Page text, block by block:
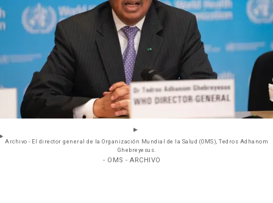
Archivo - El director general de la Organización Mundial de la Salud (OMS), Tedros Adhanom
Ghebreyesus.
- OMS - ARCHIVO